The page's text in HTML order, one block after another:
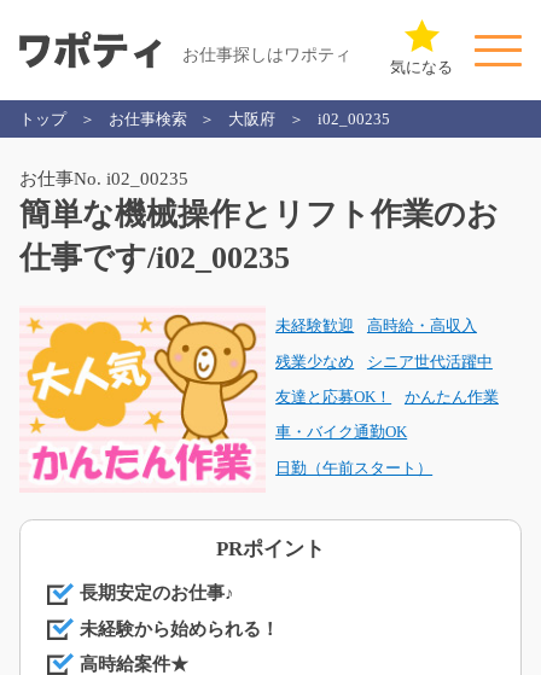
お仕事探しはワポティ
気になる
トップ お仕事検索 大阪府 i02_00235
お仕事No. i02_00235
簡単な機械操作とリフト作業のお
仕事です/i02_00235
未経験歓迎 高時給・高収入
残業少なめ シニア世代活躍中
友達と応募OK！ かんたん作業
車・バイク通勤OK
日勤（午前スタート）
PRポイント
長期安定のお仕事♪
未経験から始められる！
高時給案件★